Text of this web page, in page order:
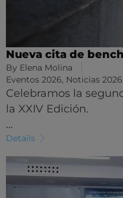
Nueva cita de
By Elena Molina
Eventos 2026, Noticias 2026
Celebramos la
la XXIV Edición.
…
Details